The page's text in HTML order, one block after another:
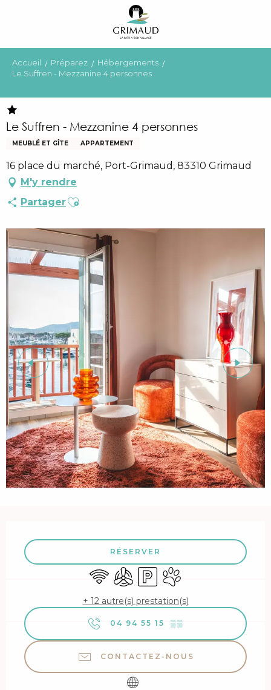
principal
Accueil Préparez
Hébergements
Le Suffren - Mezzanine 4 personnes
Le Suffren - Mezzanine 4 personnes
MEUBLÉ ET GÎTE APPARTEMENT
16 place du marché, Port-Grimaud, 83310 Grimaud
M'y rendre
PartagerAjouter aux favoris
RÉSERVER
WiFi Air conditionné
ParkingAnimaux acceptés
+ 12 autre(s) prestation(s)
04 94 55 15 ▒▒
CONTACTEZ-NOUS